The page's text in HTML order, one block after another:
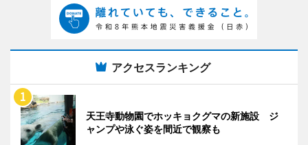
アクセスランキング
天王寺動物園でホッキョクグマの新施設 ジ
ャンプや泳ぐ姿を間近で観察も